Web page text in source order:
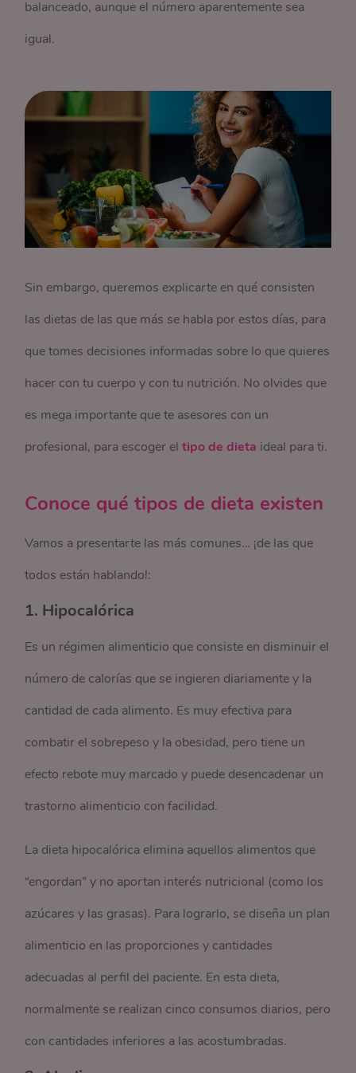
balanceado, aunque el número aparentemente sea
igual.
Sin embargo, queremos explicarte en qué consisten
las dietas de las que más se habla por estos días, para
que tomes decisiones informadas sobre lo que quieres
hacer con tu cuerpo y con tu nutrición. No olvides que
es mega importante que te asesores con un
profesional, para escoger eltipo de dieta ideal para ti.
Conoce qué tipos de dieta existen
Vamos a presentarte las más comunes… ¡de las que
todos están hablando!:
1. Hipocalórica
Es un régimen alimenticio que consiste en disminuir el
número de calorías que se ingieren diariamente y la
cantidad de cada alimento. Es muy efectiva para
combatir el sobrepeso y la obesidad, pero tiene un
efecto rebote muy marcado y puede desencadenar un
trastorno alimenticio con facilidad.
La dieta hipocalórica elimina aquellos alimentos que
“engordan” y no aportan interés nutricional (como los
azúcares y las grasas). Para lograrlo, se diseña un plan
alimenticio en las proporciones y cantidades
adecuadas al perfil del paciente. En esta dieta,
normalmente se realizan cinco consumos diarios, pero
con cantidades inferiores a las acostumbradas.